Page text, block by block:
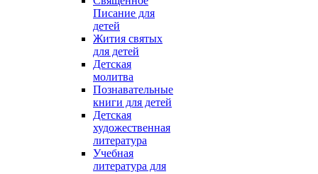
Писание для
детей
Жития святых
для детей
Детская
молитва
Познавательные
книги для детей
Детская
художественная
литература
Учебная
литература для